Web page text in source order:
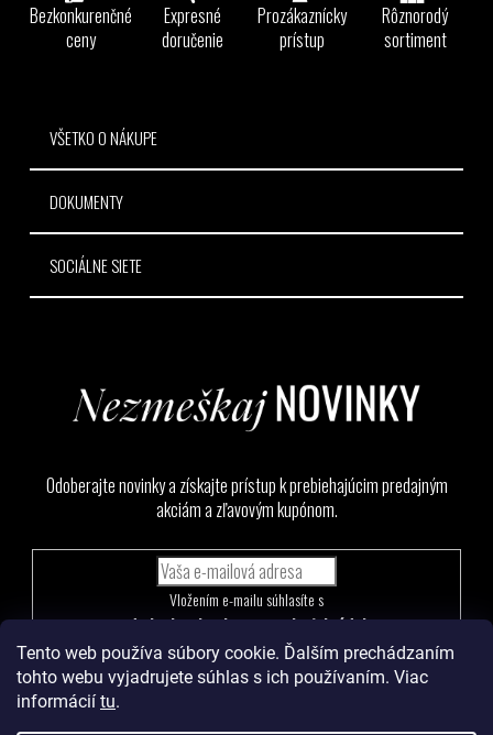
Tento web používa súbory cookie. Ďalším prechádzaním
tohto webu vyjadrujete súhlas s ich používaním. Viac
informácií tu.
Bezkonkurenčné
ceny
Expresné
doručenie
Prozákaznícky
prístup
Rôznorodý
sortiment
VŠETKO O NÁKUPE
DOKUMENTY
SOCIÁLNE SIETE
Odoberajte novinky a získajte prístup k prebiehajúcim predajným
akciám a zľavovým kupónom.
podmienkami ochrany osobných údajov
PRIHLÁSIŤ